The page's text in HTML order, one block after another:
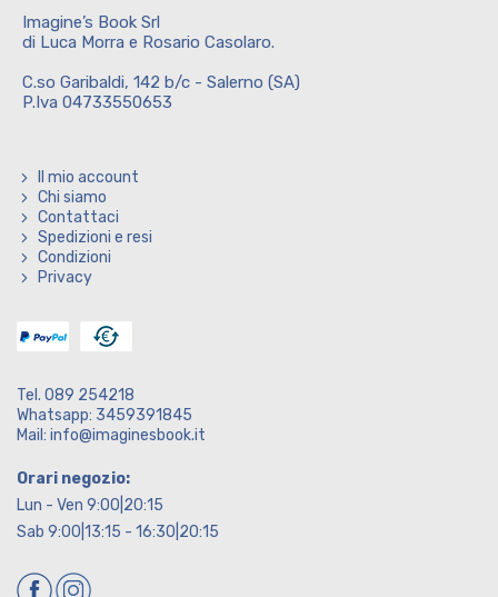
Imagine’s Book Srl
di Luca Morra e Rosario Casolaro.
C.so Garibaldi, 142 b/c - Salerno (SA)
P.Iva 04733550653
Il mio account
Chi siamo
Contattaci
Spedizioni e resi
Condizioni
Privacy
Tel. 089 254218
Whatsapp: 3459391845
Mail: info@imaginesbook.it
Orari negozio:
Lun - Ven 9:00|20:15
Sab 9:00|13:15 - 16:30|20:15